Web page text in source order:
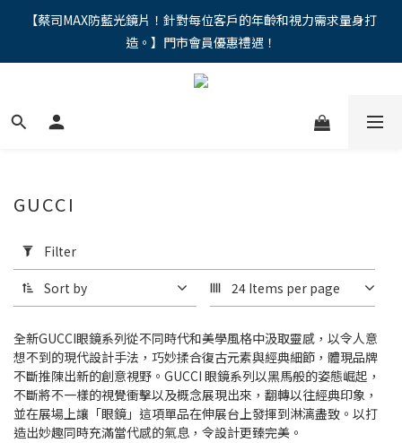
"馬年新章續寫，視界品味進階，限時禮遇 9 折無上限，12期分期
免手續費。。
【蔡司MAX防藍光鏡片！針對每位客戶的年齡和視力需求量身打
造。】門市會員優惠禮遇！
"馬年新章續寫，視界品味進階，限時禮遇 9 折無上限，12期分期
Filter
(0/20)
Range
(NT$)
~
GUCCI
Filter
Sort by 24 Items per page
全新GUCCI眼鏡系列從不同時代和美學風格中汲取靈感，以令人意
想不到的現代設計手法，巧妙揉合復古元素與經典細節，體現品牌
不斷推陳出新的創意視野。GUCCI 眼鏡系列以黑馬般的姿態崛起，
不斷將不一樣的視覺衝擊以及概念展現出來，翻轉以往經典印象，
並在展場上讓「眼鏡」這項單品在伸展台上發揮到淋漓盡致。以打
造出妙趣同時充滿當代感的氣息，令設計更臻完美。